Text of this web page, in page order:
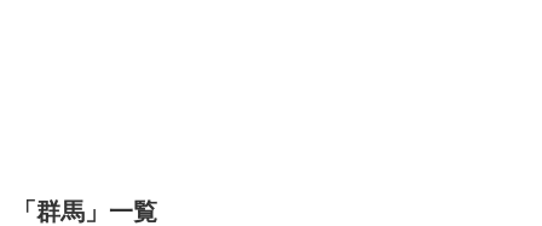
「 群馬 」 一覧